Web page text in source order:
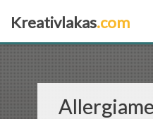
Kreativlakas.com